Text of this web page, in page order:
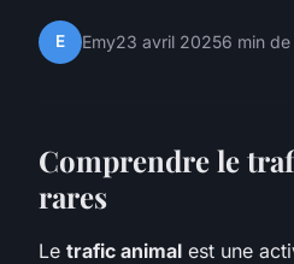
E Emy23 avril 20256 min
Comprendre le
rares
Le trafic animal est une